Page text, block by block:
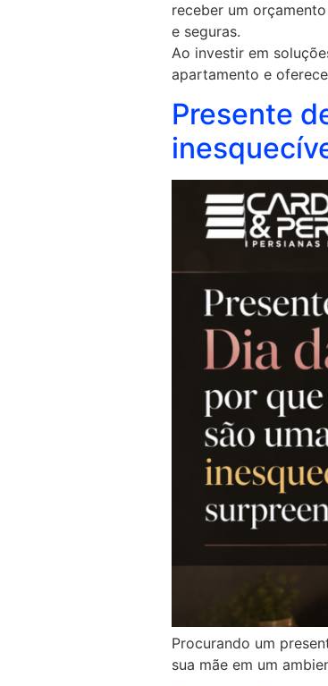
receber um
e seguras.
Ao investir em
apartamento e
Presente
Procurando um
sua mãe em um